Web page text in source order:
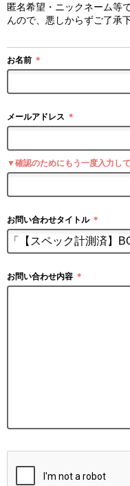
匿名希望・ニックネーム等
んので、悪しからずご了承
お名前 ＊
メールアドレス ＊
▼確認のためにもう一度入力して
お問い合わせタイトル ＊
お問い合わせ内容 ＊